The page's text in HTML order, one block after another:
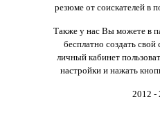
резюме от соискателей в
Также у нас Вы можете в
бесплатно создать свой
личный кабинет
настройки и нажать
2012 -